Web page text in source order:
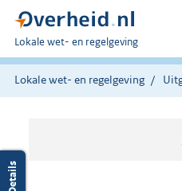
U
bent
hier:
Lokale wet- en regelgeving
Lokale wet- en regelgeving